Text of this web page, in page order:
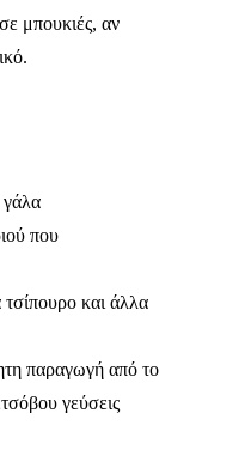
μπουκιές, αν
γάλα
που
τσίπουρο και άλλα
παραγωγή από το
γεύσεις